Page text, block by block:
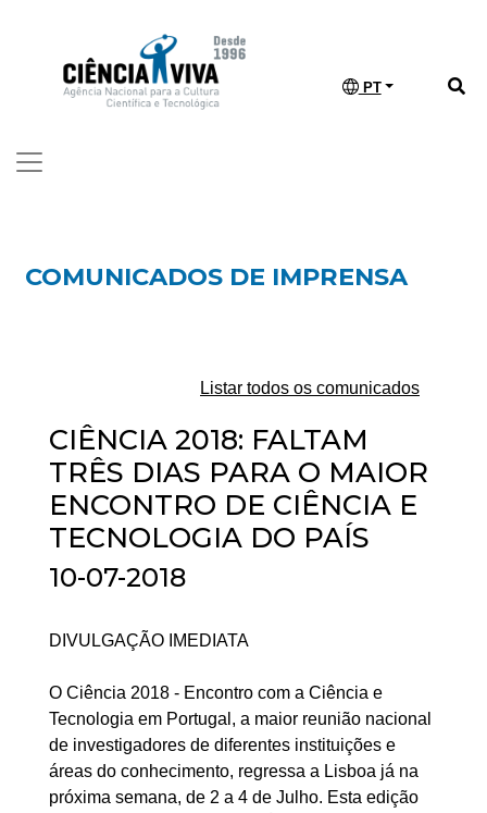
PT
COMUNICADOS DE IMPRENSA
Listar todos os comunicados
CIÊNCIA 2018: FALTAM
TRÊS DIAS PARA O MAIOR
ENCONTRO DE CIÊNCIA E
TECNOLOGIA DO PAÍS
10-07-2018
DIVULGAÇÃO IMEDIATA
O Ciência 2018 - Encontro com a Ciência e
Tecnologia em Portugal, a maior reunião nacional
de investigadores de diferentes instituições e
áreas do conhecimento, regressa a Lisboa já na
próxima semana, de 2 a 4 de Julho. Esta edição